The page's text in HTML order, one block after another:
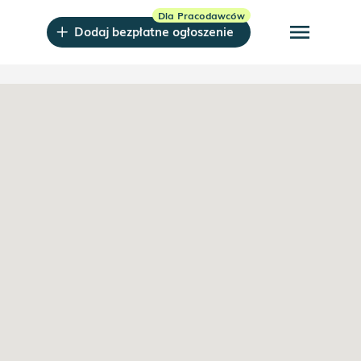
Dodaj bezpłatne ogłoszenie menu